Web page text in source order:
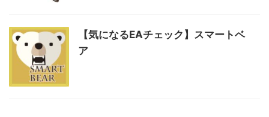
【気になるEAチェック】スマートベ
ア